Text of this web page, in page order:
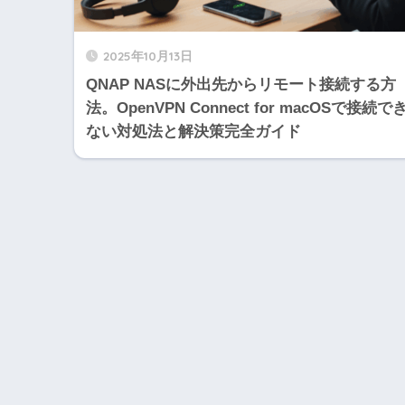
2025年10月13日
QNAP NASに外出先からリモート接続する方
法。OpenVPN Connect for macOSで接続で
ない対処法と解決策完全ガイド